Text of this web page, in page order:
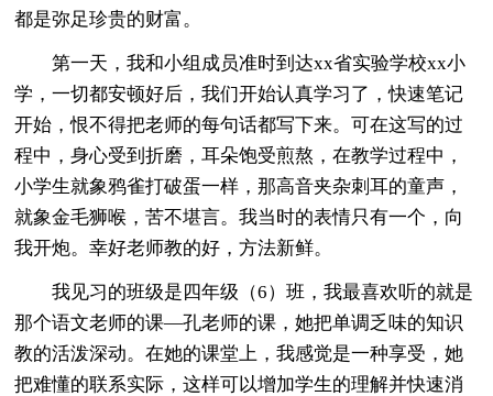
都是弥足珍贵的财富。
第一天，我和小组成员准时到达xx省实验学校xx小
学，一切都安顿好后，我们开始认真学习了，快速笔记
开始，恨不得把老师的每句话都写下来。可在这写的过
程中，身心受到折磨，耳朵饱受煎熬，在教学过程中，
小学生就象鸦雀打破蛋一样，那高音夹杂刺耳的童声，
就象金毛狮喉，苦不堪言。我当时的表情只有一个，向
我开炮。幸好老师教的好，方法新鲜。
我见习的班级是四年级（6）班，我最喜欢听的就是
那个语文老师的课—孔老师的课，她把单调乏味的知识
教的活泼深动。在她的课堂上，我感觉是一种享受，她
把难懂的联系实际，这样可以增加学生的理解并快速消